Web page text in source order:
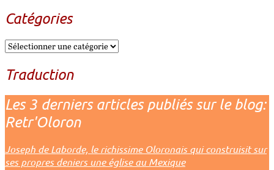
Catégories
Traduction
Les 3 derniers articles publiés sur le blog:
Retr'Oloron
Joseph de Laborde, le richissime Oloronais qui construisit sur
ses propres deniers une église au Mexique